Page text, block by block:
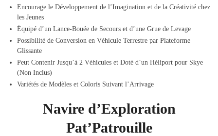
Encourage le Développement de l’Imagination et de la Créativité chez
les Jeunes
Équipé d’un Lance-Bouée de Secours et d’une Grue de Levage
Possibilité de Conversion en Véhicule Terrestre par Plateforme
Glissante
Peut Contenir Jusqu’à 2 Véhicules et Doté d’un Héliport pour Skye
(Non Inclus)
Variétés de Modèles et Coloris Suivant l’Arrivage
Navire d’Exploration
Pat’Patrouille